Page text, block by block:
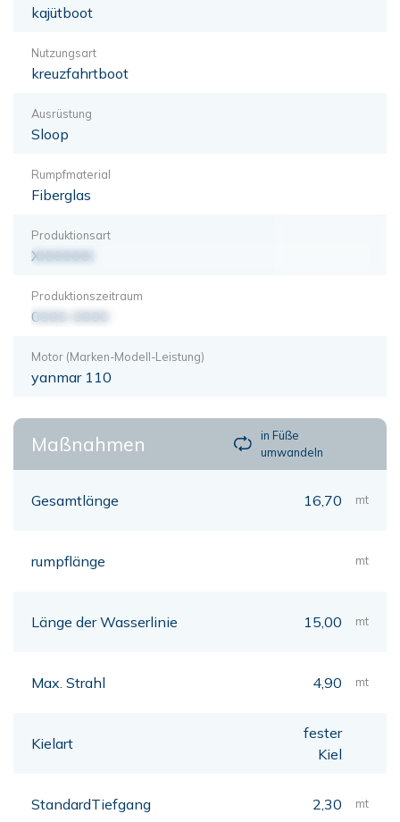
kajütboot
Nutzungsart
kreuzfahrtboot
Ausrüstung
Sloop
Rumpfmaterial
Fiberglas
Produktionsart
XXXXXXX
Produktionszeitraum
0000-0000
Motor (Marken-Modell-Leistung)
yanmar 110
Maßnahmen
in Füße
umwandeln
Gesamtlänge 16,70 mt
rumpflänge mt
Länge der Wasserlinie 15,00 mt
Max. Strahl 4,90 mt
Kielart
fester
Kiel
StandardTiefgang 2,30 mt